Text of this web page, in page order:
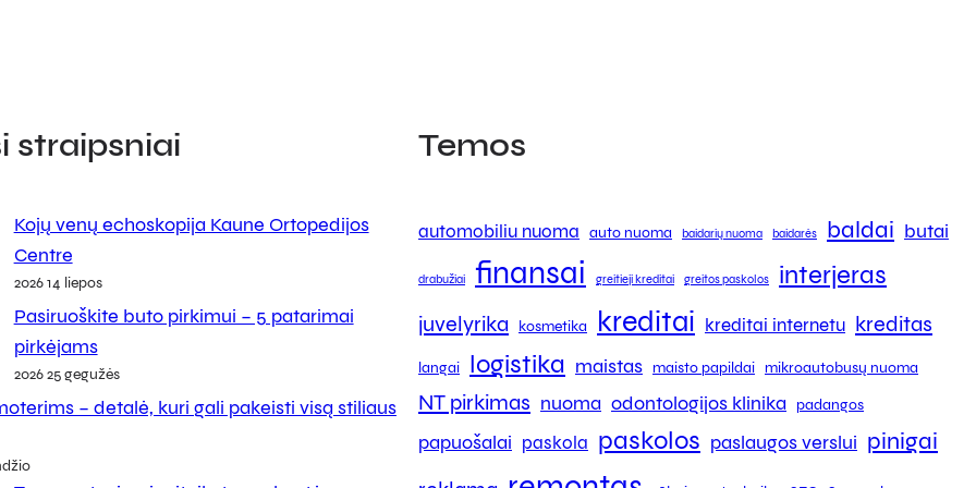
straipsniai
Kojų venų echoskopija Kaune Ortopedijos
Centre
2026 14 liepos
Pasiruoškite buto pirkimui – 5 patarimai
pirkėjams
2026 25 gegužės
– detalė, kuri gali pakeisti visą stiliaus
Temos
automobiliu nuoma auto nuoma baidarių nuoma baidarės baldai butai
drabužiai finansai greitieji kreditai greitos paskolos interjeras
juvelyrika kosmetika kreditai kreditai internetu kreditas
langai logistika maistas maisto papildai mikroautobusų nuoma
NT pirkimas nuoma odontologijos klinika padangos
papuošalai paskola paskolos paslaugos verslui pinigai